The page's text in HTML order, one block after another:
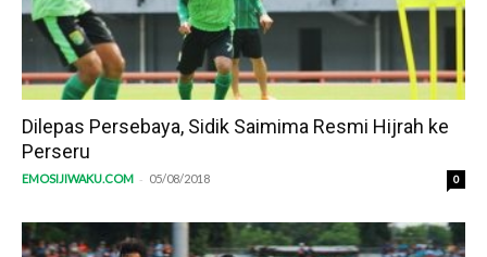
Dilepas Persebaya, Sidik Saimima Resmi Hijrah ke
Perseru
EMOSIJIWAKU.COM - 05/08/2018 0